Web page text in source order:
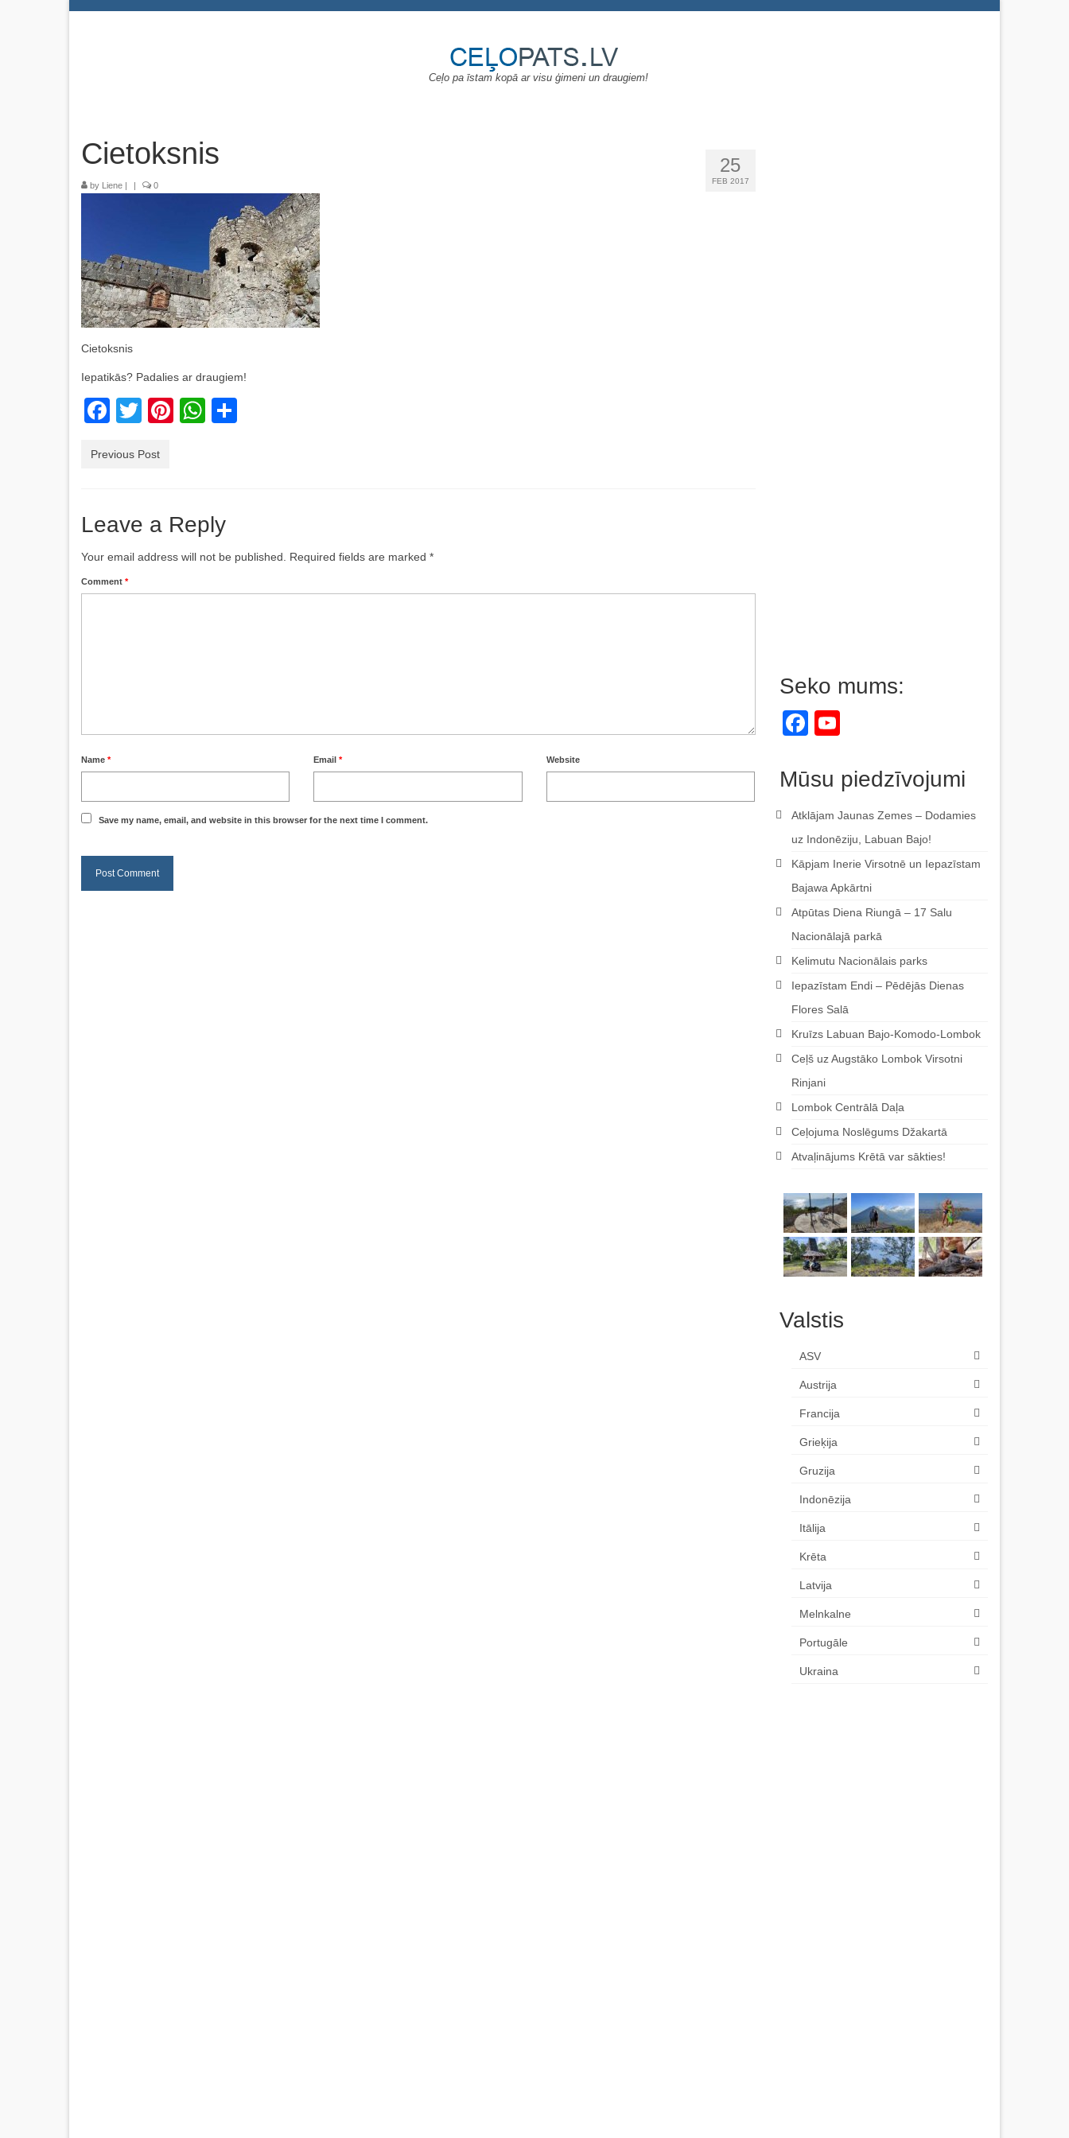
Ceļo pa īstam kopā ar visu ģimeni un draugiem!
25
FEB 2017
Cietoksnis
by Liene | | 0
Cietoksnis
Iepatikās? Padalies ar draugiem!
Facebook
TwitterPinterest
WhatsApp
Previous Post
Leave a Reply
Your email address will not be published. Required fields are marked *
Comment *
Name * Email* Website
Save my name, email, and website in this browser for the next time I comment.
Seko mums:
Facebook
Mūsu piedzīvojumi
Atklājam Jaunas Zemes – Dodamies
uz Indonēziju, Labuan Bajo!
Kāpjam Inerie Virsotnē un Iepazīstam
Bajawa Apkārtni
Atpūtas Diena Riungā – 17 Salu
Nacionālajā parkā
Kelimutu Nacionālais parks
Iepazīstam Endi – Pēdējās Dienas
Flores Salā
Kruīzs Labuan Bajo-Komodo-Lombok
Ceļš uz Augstāko Lombok Virsotni
Rinjani
Lombok Centrālā Daļa
Ceļojuma Noslēgums Džakartā
Atvaļinājums Krētā var sākties!
Valstis
ASV
Austrija
Francija
Grieķija
Gruzija
Indonēzija
Itālija
Krēta
Latvija
Melnkalne
Portugāle
Ukraina